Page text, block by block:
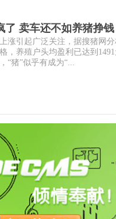
了 卖车还不如养猪挣钱
涨引起广泛关注，据搜猪网
，养殖户头均盈利已达到
“猪”似乎有成为“...